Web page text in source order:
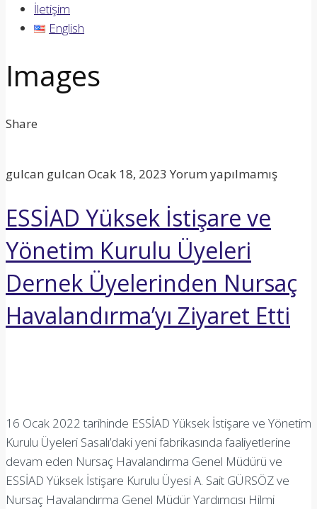
İletişim
English
Images
Share
gulcan gulcan Ocak 18, 2023 Yorum yapılmamış
ESSİAD Yüksek İstişare ve
Yönetim Kurulu Üyeleri
Dernek Üyelerinden Nursaç
Havalandırma’yı Ziyaret Etti
16 Ocak 2022 tarihinde ESSİAD Yüksek İstişare ve Yönetim
Kurulu Üyeleri Sasalı’daki yeni fabrikasında faaliyetlerine
devam eden Nursaç Havalandırma Genel Müdürü ve
ESSİAD Yüksek İstişare Kurulu Üyesi A. Sait GÜRSÖZ ve
Nursaç Havalandırma Genel Müdür Yardımcısı Hilmi